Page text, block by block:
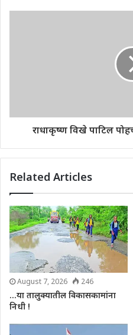
राधाकृष्ण विखे पाटिल
Related Articles
August 7, 2026 246
…या तालुक्यातील विकासकामांना
निधी !